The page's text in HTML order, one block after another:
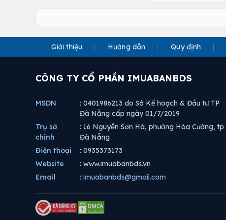
Giới thiệu Hướng dẫn Quy định
CÔNG TY CỔ PHẦN IMUABANBDS
MSDN
: 0401986213 do Sở Kế hoạch & Đầu tư TP
Đà Nẵng cấp ngày 01/7/2019
Trụ sở
chính
: 16 Nguyễn Sơn Hà, phường Hòa Cường, tp
Đà Nẵng
Điện thoại
: 0935373173
Website
: www.imuabanbds.vn
Email
: imuabanbds@gmail.com